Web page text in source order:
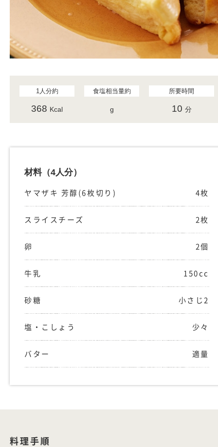
1人分約
368 Kcal
食塩相当量約
g
所要時間
10 分
材料（4人分）
ヤマザキ 芳醇(6枚切り) 4枚
スライスチーズ 2枚
卵 2個
牛乳 150cc
砂糖 小さじ2
塩・こしょう 少々
バター 適量
料理手順